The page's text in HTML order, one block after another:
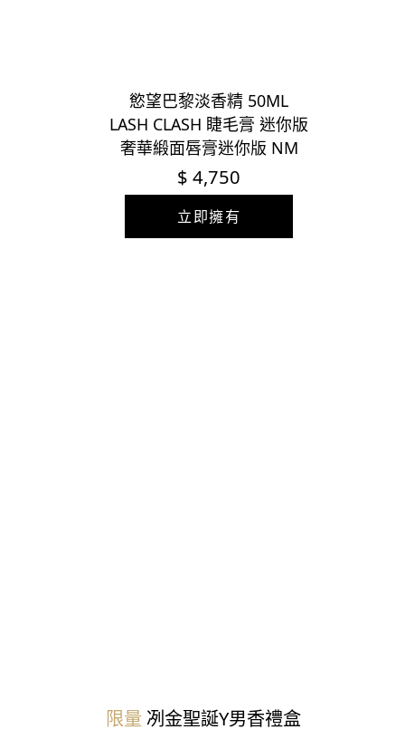
慾望巴黎淡香精 50ML
LASH CLASH 睫毛膏 迷你版
奢華緞面唇膏迷你版 NM
$ 4,750
立即擁有
限量 冽金聖誕Y男香禮盒